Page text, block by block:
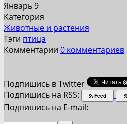
Январь 9
Категория
Животные и растения
Тэги птица
Комментарии 0 комментариев
Подпишись в Twitter
Подпишись на RSS:
Feed
Подпишись на E-mail: